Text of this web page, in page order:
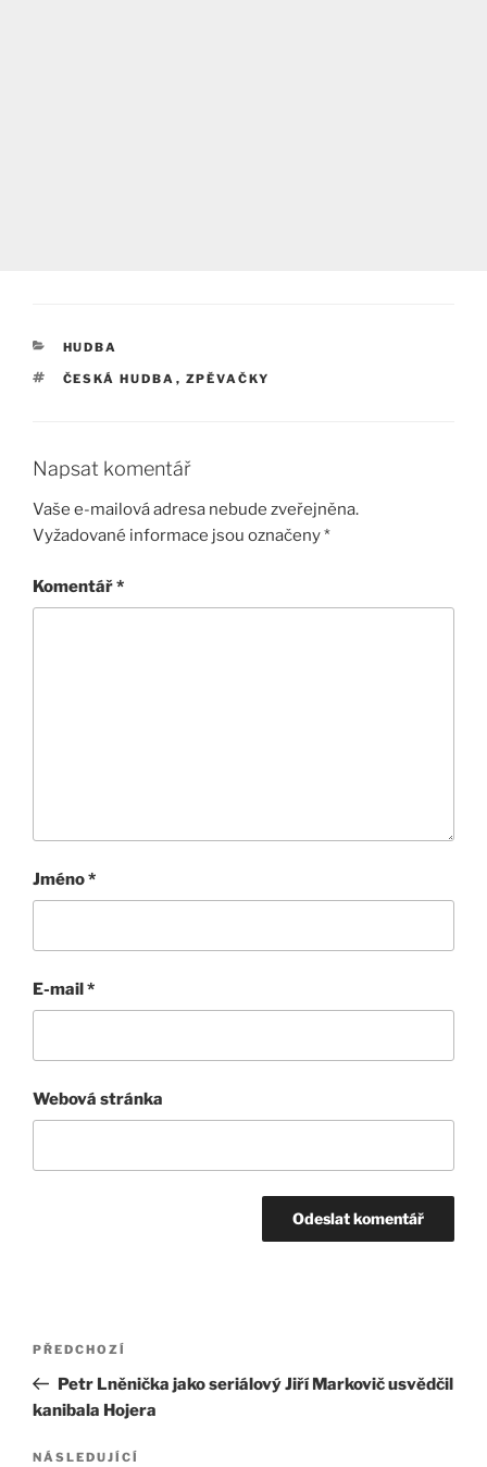
RUBRIKY
HUDBA
ŠTÍTKY
ČESKÁ HUDBA , ZPĚVAČKY
Napsat komentář
Vaše e-mailová adresa nebude zveřejněna.
Vyžadované informace jsou označeny*
Komentář*
Jméno*
E-mail*
Webová stránka
Navigace
příspěvek
Předchozí
příspěvek
PŘEDCHOZÍ
Petr Lněnička jako seriálový Jiří Markovič usvědčil
kanibala Hojera
Následující
NÁSLEDUJÍCÍ